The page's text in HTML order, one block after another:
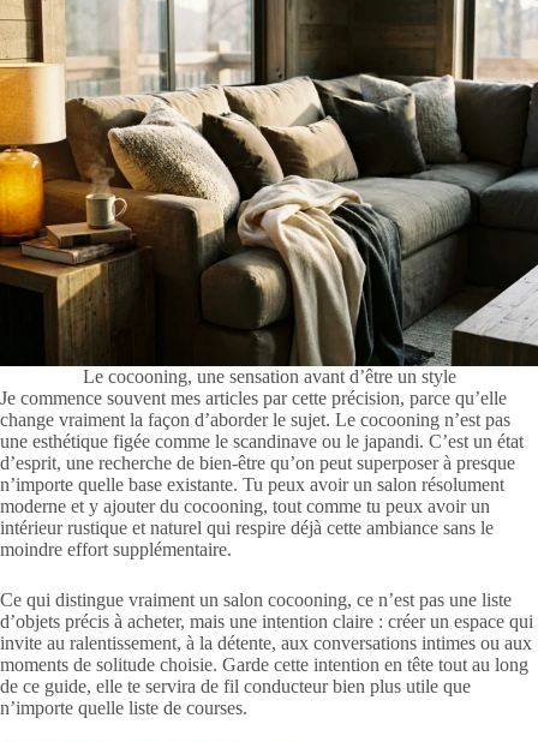
Le cocooning, une sensation avant d’être un style
Je commence souvent mes articles par cette précision, parce qu’elle
change vraiment la façon d’aborder le sujet. Le cocooning n’est pas
une esthétique figée comme le scandinave ou le japandi. C’est un état
d’esprit, une recherche de bien-être qu’on peut superposer à presque
n’importe quelle base existante. Tu peux avoir un salon résolument
moderne et y ajouter du cocooning, tout comme tu peux avoir un
intérieur rustique et naturel qui respire déjà cette ambiance sans le
moindre effort supplémentaire.
Ce qui distingue vraiment un salon cocooning, ce n’est pas une liste
d’objets précis à acheter, mais une intention claire : créer un espace qui
invite au ralentissement, à la détente, aux conversations intimes ou aux
moments de solitude choisie. Garde cette intention en tête tout au long
de ce guide, elle te servira de fil conducteur bien plus utile que
n’importe quelle liste de courses.